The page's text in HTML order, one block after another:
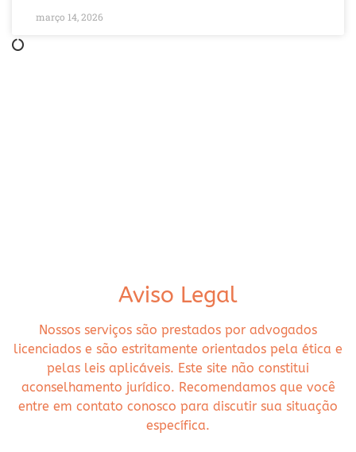
março 14, 2026
Aviso Legal
Nossos serviços são prestados por advogados
licenciados e são estritamente orientados pela ética e
pelas leis aplicáveis. Este site não constitui
aconselhamento jurídico. Recomendamos que você
entre em contato conosco para discutir sua situação
específica.